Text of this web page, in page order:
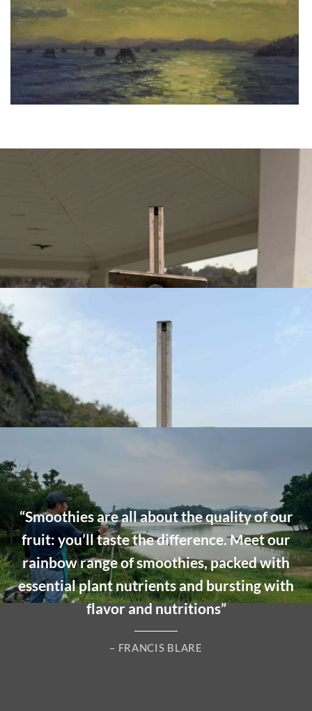
“Smoothies are all about the quality of our
fruit: you’ll taste the difference. Meet our
rainbow range of smoothies, packed with
essential plant nutrients and bursting with
flavor and nutritions”
– FRANCIS BLARE